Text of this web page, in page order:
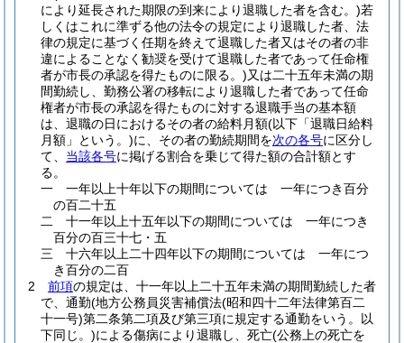
により延長された期限の到来により退職した者を含む。)若
しくはこれに準ずる他の法令の規定により退職した者、法
律の規定に基づく任期を終えて退職した者又はその者の非
違によることなく勧奨を受けて退職した者であって任命権
者が市長の承認を得たものに限る。)又は二十五年未満の期
間勤続し、勤務公署の移転により退職した者であって任命
権者が市長の承認を得たものに対する退職手当の基本額
は、退職の日におけるその者の給料月額(以下「退職日給料
月額」という。)に、その者の勤続期間を次の各号に区分し
て、 当該各号に掲げる割合を乗じて得た額の合計額とす
る。
一
一年以上十年以下の期間については 一年につき百分
の百二十五
二
十一年以上十五年以下の期間については 一年につき
百分の百三十七・五
三
十六年以上二十四年以下の期間については 一年につ
き百分の二百
2
前項の規定は、十一年以上二十五年未満の期間勤続した者
で、通勤(地方公務員災害補償法(昭和四十二年法律第百二
十一号)第二条第二項及び第三項に規定する通勤をいう。以
下同じ。)による傷病により退職し、死亡(公務上の死亡を